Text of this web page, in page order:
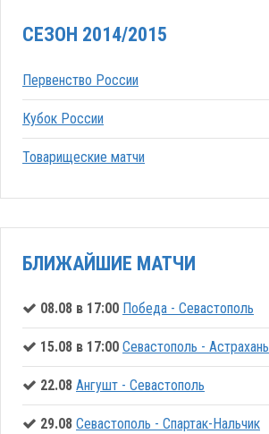
СЕЗОН 2014/2015
Первенство России
Кубок России
Товарищеские матчи
БЛИЖАЙШИЕ МАТЧИ
08.08 в 17:00 Победа - Севастополь
15.08 в 17:00 Севастополь - Астрахань
22.08 Ангушт - Севастополь
29.08 Севастополь - Спартак-Нальчик